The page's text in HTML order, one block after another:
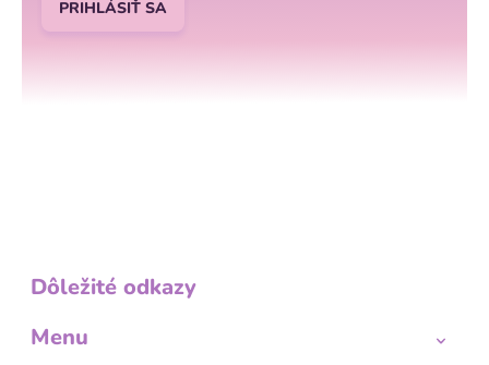
PRIHLÁSIŤ SA
Dôležité odkazy
Menu